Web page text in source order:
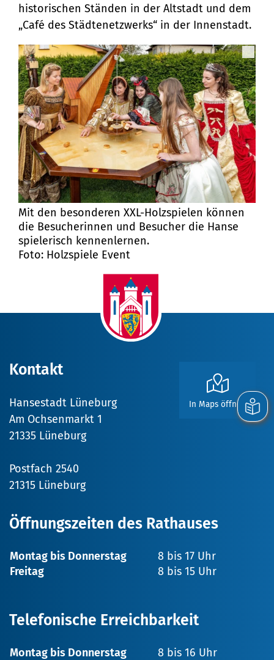
historischen Ständen in der Altstadt und dem
„Café des Städtenetzwerks“ in der Innenstadt.
Mit den besonderen XXL-Holzspielen können
die Besucherinnen und Besucher die Hanse
spielerisch kennenlernen.
Foto: Holzspiele Event
In Maps öffnen
Kontakt
Hansestadt Lüneburg
Am Ochsenmarkt 1
21335 Lüneburg
Postfach 2540
21315 Lüneburg
Öffnungszeiten des Rathauses
Montag bis Donnerstag
8 bis 17 Uhr
Freitag
8 bis 15 Uhr
Telefonische Erreichbarkeit
Montag bis Donnerstag
8 bis 16 Uhr